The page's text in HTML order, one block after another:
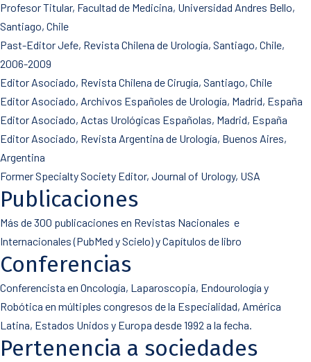
Profesor Titular, Facultad de Medicina, Universidad Andres Bello,
Santiago, Chile
Past-Editor Jefe, Revista Chilena de Urología, Santiago, Chile,
2006-2009
Editor Asociado, Revista Chilena de Cirugía, Santiago, Chile
Editor Asociado, Archivos Españoles de Urología, Madrid, España
Editor Asociado, Actas Urológicas Españolas, Madrid, España
Editor Asociado, Revista Argentina de Urología, Buenos Aires,
Argentina
Former Specialty Society Editor, Journal of Urology, USA
Publicaciones
Más de 300 publicaciones en Revistas Nacionales e
Internacionales (PubMed y Scielo) y Capítulos de libro
Conferencias
Conferencista en Oncología, Laparoscopia, Endourología y
Robótica en múltiples congresos de la Especialidad, América
Latina, Estados Unidos y Europa desde 1992 a la fecha.
Pertenencia a sociedades